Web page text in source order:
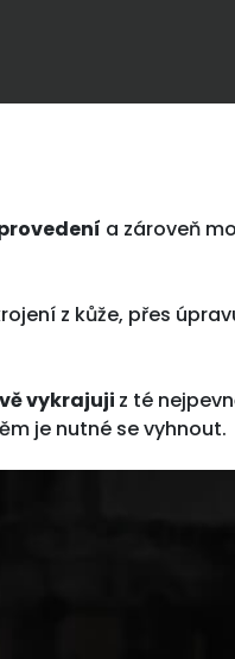
a zároveň
z kůže, přes
vykrajuji z té
je nutné se vyhnout.